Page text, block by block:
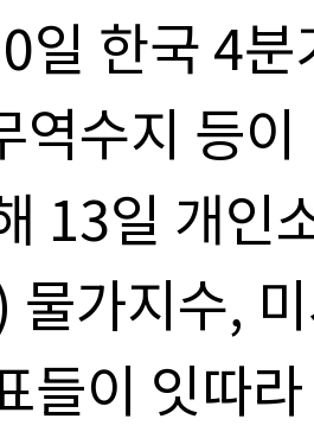
일 한국 4
역수지 등
13일 개인
물가지수,
들이 잇따